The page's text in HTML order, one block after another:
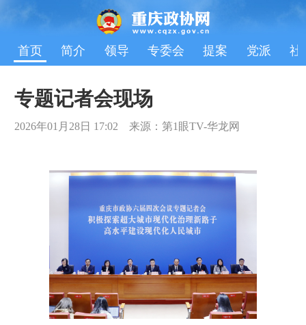
首页 简介 领导 专委会 提案 党派 社
专题记者会现场
2026年01月28日 17:02 来源：第1眼TV-华龙网